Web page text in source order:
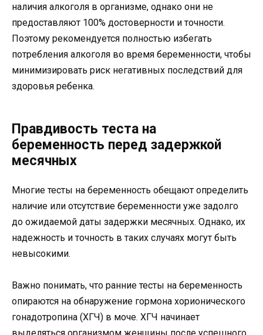
наличия алкоголя в организме, однако они не
предоставляют 100% достоверности и точности.
Поэтому рекомендуется полностью избегать
потребления алкоголя во время беременности, чтобы
минимизировать риск негативных последствий для
здоровья ребенка.
Правдивость теста на
беременность перед задержкой
месячных
Многие тесты на беременность обещают определить
наличие или отсутствие беременности уже задолго
до ожидаемой даты задержки месячных. Однако, их
надежность и точность в таких случаях могут быть
невысокими.
Важно понимать, что ранние тесты на беременность
опираются на обнаружение гормона хорионического
гонадотропина (ХГЧ) в моче. ХГЧ начинает